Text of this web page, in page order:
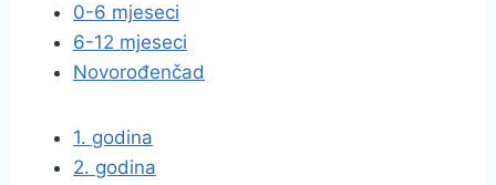
0-6 mjeseci
6-12 mjeseci
Novorođenčad
1. godina
2. godina